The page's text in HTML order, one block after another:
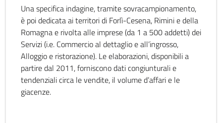
Una specifica indagine, tramite sovracampionamento,
è poi dedicata ai territori di Forlì-Cesena, Rimini e della
Romagna e rivolta alle imprese (da 1 a 500 addetti) dei
Servizi (i.e. Commercio al dettaglio e all’ingrosso,
Alloggio e ristorazione). Le elaborazioni, disponibili a
partire dal 2011, forniscono dati congiunturali e
tendenziali circa le vendite, il volume d’affari e le
giacenze.